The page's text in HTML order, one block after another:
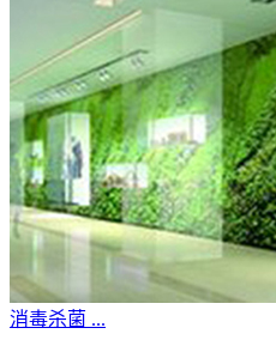
消毒杀菌 ...